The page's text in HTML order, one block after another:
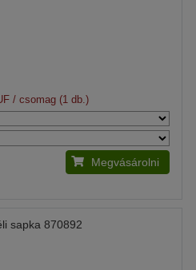
/ csomag (1 db.)
Megvásárolni
sapka 870892